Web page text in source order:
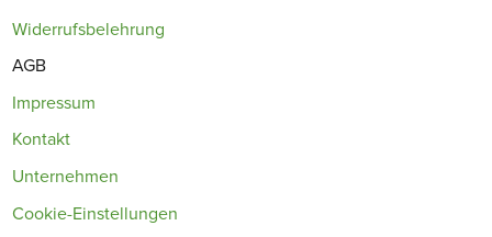
Widerrufsbelehrung
AGB
Impressum
Kontakt
Unternehmen
Cookie-Einstellungen